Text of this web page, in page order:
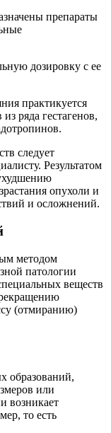
препараты
дозировку с ее
практикуется
ряда гестагенов,
следует
Результатом
опухоли и
и осложнений.
методом
патологии
веществ
(отмиранию)
образований,
или
возникает
то есть